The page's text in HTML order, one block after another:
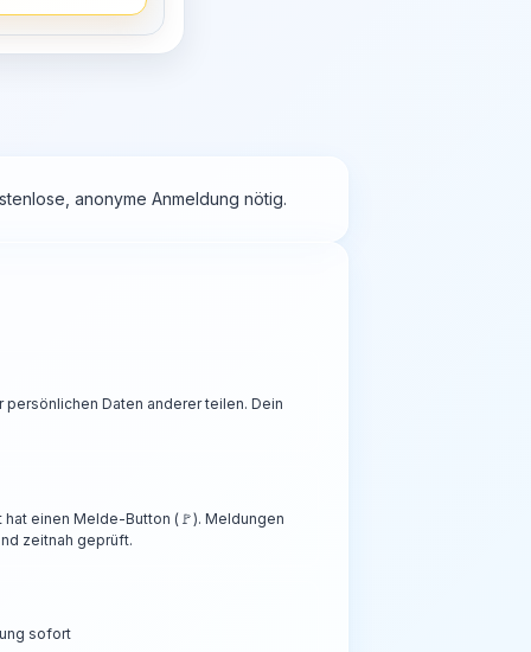
anonyme Anmeldung nötig.
Daten anderer teilen. Dein
einen Melde-Button (🚩). Meldungen
zeitnah geprüft.
sofort